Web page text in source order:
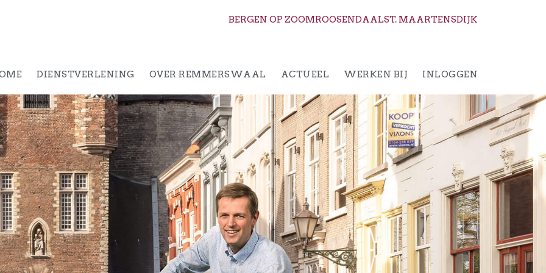
BERGEN OP ZOOMROOSENDAALST. MAARTENSDIJK
DIENSTVERLENING OVER REMMERSWAAL ACTUEEL WERKEN BIJ INLOGGEN